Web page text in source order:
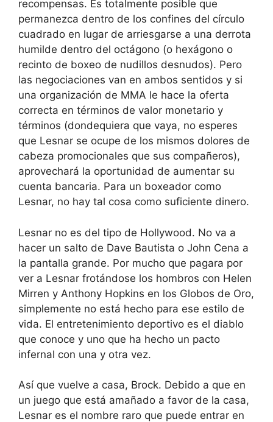
recompensas. Es totalmente posible que
permanezca dentro de los confines del círculo
cuadrado en lugar de arriesgarse a una derrota
humilde dentro del octágono (o hexágono o
recinto de boxeo de nudillos desnudos). Pero
las negociaciones van en ambos sentidos y si
una organización de MMA le hace la oferta
correcta en términos de valor monetario y
términos (dondequiera que vaya, no esperes
que Lesnar se ocupe de los mismos dolores de
cabeza promocionales que sus compañeros),
aprovechará la oportunidad de aumentar su
cuenta bancaria. Para un boxeador como
Lesnar, no hay tal cosa como suficiente dinero.
Lesnar no es del tipo de Hollywood. No va a
hacer un salto de Dave Bautista o John Cena a
la pantalla grande. Por mucho que pagara por
ver a Lesnar frotándose los hombros con Helen
Mirren y Anthony Hopkins en los Globos de Oro,
simplemente no está hecho para ese estilo de
vida. El entretenimiento deportivo es el diablo
que conoce y uno que ha hecho un pacto
infernal con una y otra vez.
Así que vuelve a casa, Brock. Debido a que en
un juego que está amañado a favor de la casa,
Lesnar es el nombre raro que puede entrar en